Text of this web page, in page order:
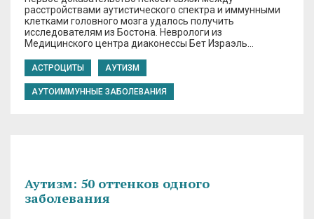
расстройствами аутистического спектра и иммунными
клетками головного мозга удалось получить
исследователям из Бостона. Неврологи из
Медицинского центра диаконессы Бет Израэль…
АСТРОЦИТЫ АУТИЗМ
АУТОИММУННЫЕ ЗАБОЛЕВАНИЯ
Аутизм: 50 оттенков одного
заболевания